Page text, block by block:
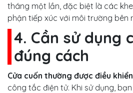
tháng một lần, đặc biệt là các
phận tiếp xúc với môi trường bên
4. Cần sử dụng
đúng cách
Cửa cuốn thường được điều
công tắc điện tử. Khi sử dụng,